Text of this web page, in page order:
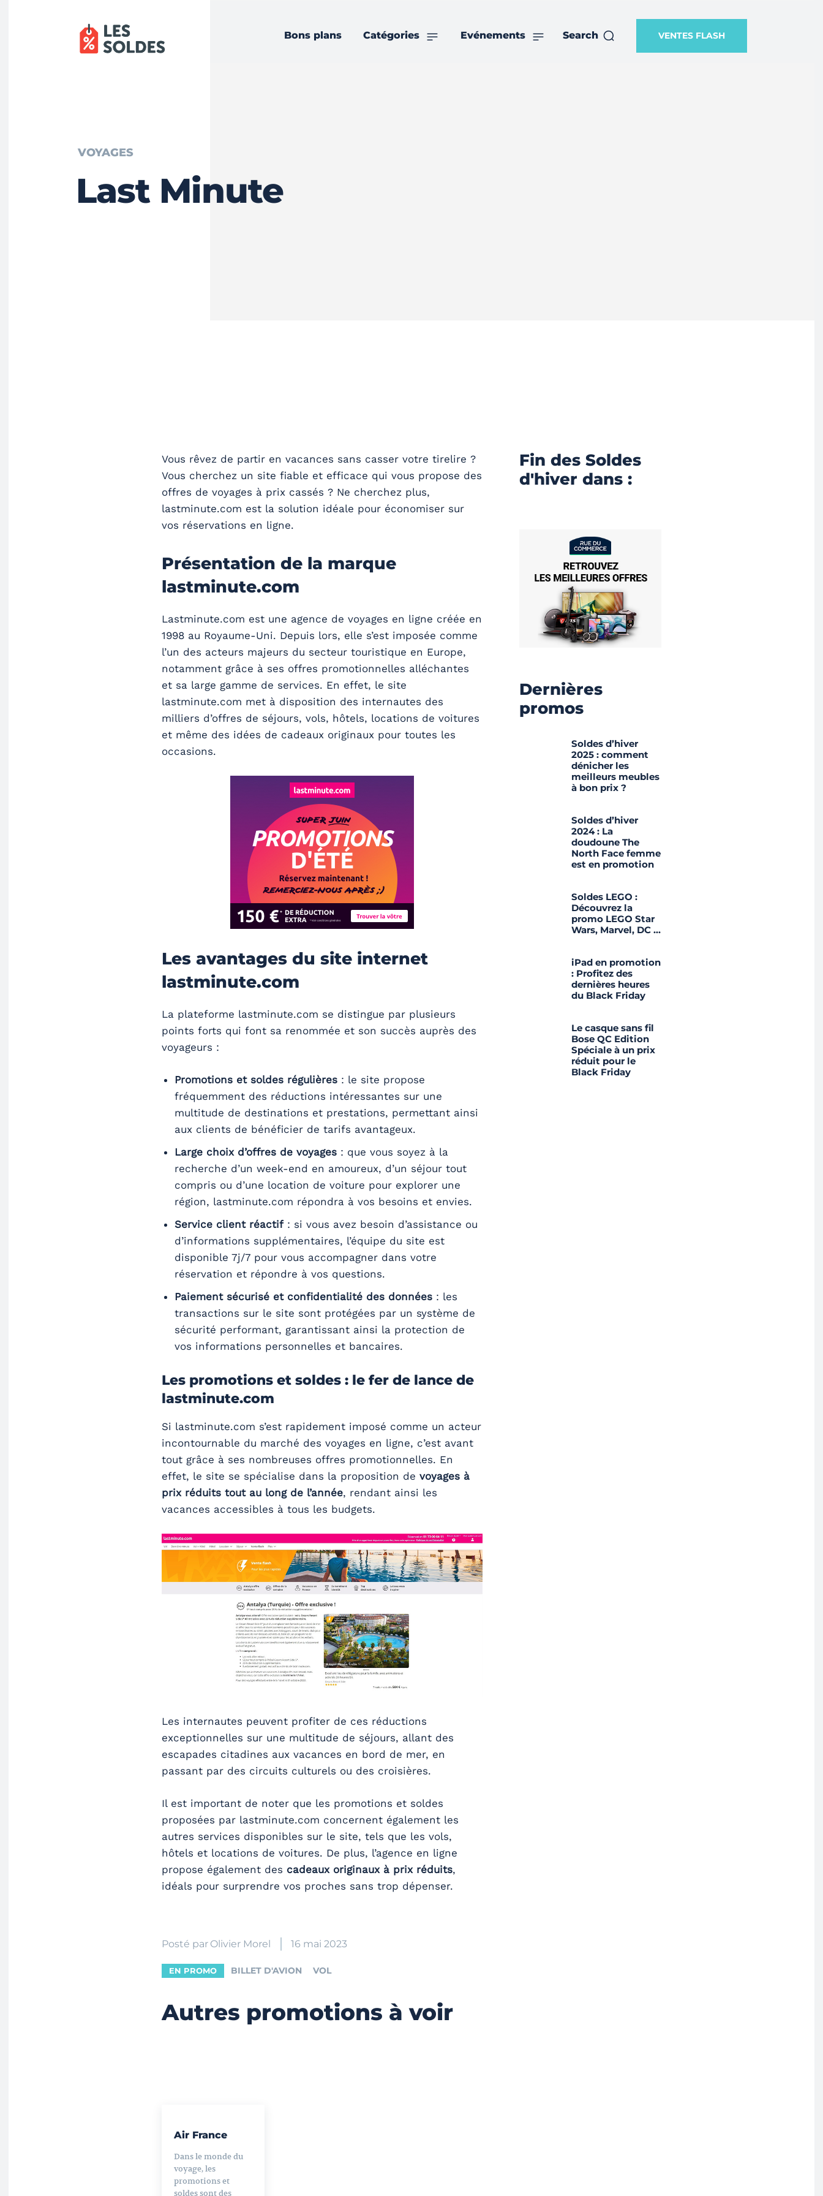
Bons plans Catégories Evénements Search VENTES FLASH
VOYAGES
Last Minute
Vous rêvez de partir en vacances sans casser votre tirelire ?
Vous cherchez un site fiable et efficace qui vous propose des
offres de voyages à prix cassés ? Ne cherchez plus,
lastminute.com est la solution idéale pour économiser sur
vos réservations en ligne.
Présentation de la marque
lastminute.com
Lastminute.com est une agence de voyages en ligne créée en
1998 au Royaume-Uni. Depuis lors, elle s’est imposée comme
l’un des acteurs majeurs du secteur touristique en Europe,
notamment grâce à ses offres promotionnelles alléchantes
et sa large gamme de services. En effet, le site
lastminute.com met à disposition des internautes des
milliers d’offres de séjours, vols, hôtels, locations de voitures
et même des idées de cadeaux originaux pour toutes les
occasions.
Les avantages du site internet
lastminute.com
La plateforme lastminute.com se distingue par plusieurs
points forts qui font sa renommée et son succès auprès des
voyageurs :
Promotions et soldes régulières : le site propose
fréquemment des réductions intéressantes sur une
multitude de destinations et prestations, permettant ainsi
aux clients de bénéficier de tarifs avantageux.
Large choix d’offres de voyages : que vous soyez à la
recherche d’un week-end en amoureux, d’un séjour tout
compris ou d’une location de voiture pour explorer une
région, lastminute.com répondra à vos besoins et envies.
Service client réactif: si vous avez besoin d’assistance ou
d’informations supplémentaires, l’équipe du site est
disponible 7j/7 pour vous accompagner dans votre
réservation et répondre à vos questions.
Paiement sécurisé et confidentialité des données : les
transactions sur le site sont protégées par un système de
sécurité performant, garantissant ainsi la protection de
vos informations personnelles et bancaires.
Les promotions et soldes : le fer de lance de
lastminute.com
Si lastminute.com s’est rapidement imposé comme un acteur
incontournable du marché des voyages en ligne, c’est avant
tout grâce à ses nombreuses offres promotionnelles. En
effet, le site se spécialise dans la proposition de voyages à
prix réduits tout au long de l’année, rendant ainsi les
vacances accessibles à tous les budgets.
Les internautes peuvent profiter de ces réductions
exceptionnelles sur une multitude de séjours, allant des
escapades citadines aux vacances en bord de mer, en
passant par des circuits culturels ou des croisières.
Il est important de noter que les promotions et soldes
proposées par lastminute.com concernent également les
autres services disponibles sur le site, tels que les vols,
hôtels et locations de voitures. De plus, l’agence en ligne
propose également des cadeaux originaux à prix réduits,
idéals pour surprendre vos proches sans trop dépenser.
Posté par Olivier Morel 16 mai 2023
EN PROMO BILLET D'AVION VOL
Autres promotions à voir
Air France
Dans le monde du
voyage, les
promotions et
soldes sont des
Fin des Soldes
d'hiver dans :
Dernières
promos
Soldes d’hiver
2025 : comment
dénicher les
meilleurs meubles
à bon prix ?
Soldes d’hiver
2024 : La
doudoune The
North Face femme
est en promotion
Soldes LEGO :
Découvrez la
promo LEGO Star
Wars, Marvel, DC …
iPad en promotion
: Profitez des
dernières heures
du Black Friday
Le casque sans fil
Bose QC Edition
Spéciale à un prix
réduit pour le
Black Friday